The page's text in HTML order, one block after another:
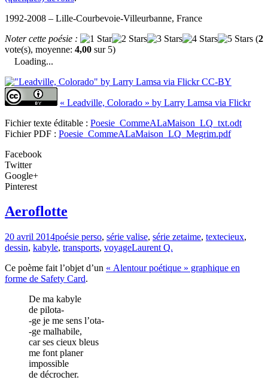
1992-2008 – Lille-Courbevoie-Villeurbanne, France
Noter cette poésie :
(2
vote(s), moyenne: 4,00 sur 5)
Loading...
« Leadville, Colorado » by Larry Lamsa via Flickr
Fichier texte éditable : Poesie_CommeALaMaison_LQ_txt.odt
Fichier PDF : Poesie_CommeALaMaison_LQ_Megrim.pdf
Facebook
Twitter
Google+
Pinterest
Aeroflotte
20 avril 2014poésie perso, série valise, série zetaime, textecieux,
dessin, kabyle, transports, voyageLaurent Q.
Ce poème fait l’objet d’un « Alentour poétique » graphique en
forme de Safety Card.
De ma kabyle
de pilota-
-ge je me sens l’ota-
-ge malhabile,
car ses cieux bleus
me font planer
impossible
de décrocher.